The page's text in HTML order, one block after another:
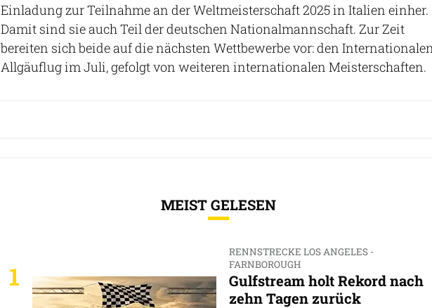
Einladung zur Teilnahme an der Weltmeisterschaft 2025 in Italien einher.
Damit sind sie auch Teil der deutschen Nationalmannschaft. Zur Zeit
bereiten sich beide auf die nächsten Wettbewerbe vor: den
Allgäuflug im Juli, gefolgt von weiteren internationalen Meisterschaften.
MEIST GELESEN
1
RENNSTRECKE LOS ANGELES -
FARNBOROUGH
Gulfstream holt Rekord nach
zehn Tagen zurück